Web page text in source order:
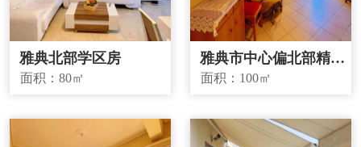
雅典北部学区房
面积：80㎡
雅典市中心偏北部精品
投资房源
面积： 100㎡